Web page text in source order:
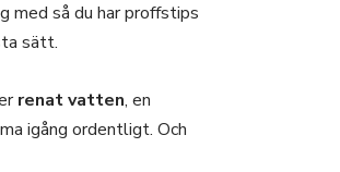
med så du har proffstips
sätt.
renat vatten, en
igång ordentligt. Och